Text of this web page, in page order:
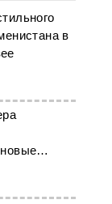
в